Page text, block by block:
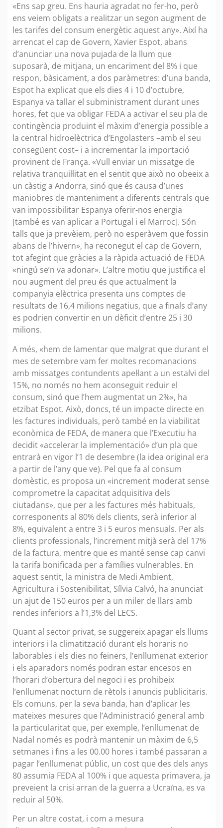
«Ens sap greu. Ens hauria agradat no fer-ho, però
ens veiem obligats a realitzar un segon augment de
les tarifes del consum energètic aquest any». Així ha
arrencat el cap de Govern, Xavier Espot, abans
d’anunciar una nova pujada de la llum que
suposarà, de mitjana, un encariment del 8% i que
respon, bàsicament, a dos paràmetres: d’una banda,
Espot ha explicat que els dies 4 i 10 d’octubre,
Espanya va tallar el subministrament durant unes
hores, fet que va obligar FEDA a activar el seu pla de
contingència produint el màxim d’energia possible a
la central hidroelèctrica d’Engolasters –amb el seu
consegüent cost– i a incrementar la importació
provinent de França. «Vull enviar un missatge de
relativa tranquil·litat en el sentit que això no obeeix a
un càstig a Andorra, sinó que és causa d’unes
maniobres de manteniment a diferents centrals que
van impossibilitar Espanya oferir-nos energia
[també es van aplicar a Portugal i el Marroc]. Són
talls que ja prevèiem, però no esperàvem que fossin
abans de l’hivern», ha reconegut el cap de Govern,
tot afegint que gràcies a la ràpida actuació de FEDA
«ningú se’n va adonar». L’altre motiu que justifica el
nou augment del preu és que actualment la
companyia elèctrica presenta uns comptes de
resultats de 16,4 milions negatius, que a finals d’any
es podrien convertir en un dèficit d’entre 25 i 30
milions.
A més, «hem de lamentar que malgrat que durant el
mes de setembre vam fer moltes recomanacions
amb missatges contundents apel·lant a un estalvi del
15%, no només no hem aconseguit reduir el
consum, sinó que l’hem augmentat un 2%», ha
etzibat Espot. Això, doncs, té un impacte directe en
les factures individuals, però també en la viabilitat
econòmica de FEDA, de manera que l’Executiu ha
decidit «accelerar la implementació» d’un pla que
entrarà en vigor l’1 de desembre (la idea original era
a partir de l’any que ve). Pel que fa al consum
domèstic, es proposa un «increment moderat sense
comprometre la capacitat adquisitiva dels
ciutadans», que per a les factures més habituals,
corresponents al 80% dels clients, serà inferior al
8%, equivalent a entre 3 i 5 euros mensuals. Per als
clients professionals, l’increment mitjà serà del 17%
de la factura, mentre que es manté sense cap canvi
la tarifa bonificada per a famílies vulnerables. En
aquest sentit, la ministra de Medi Ambient,
Agricultura i Sostenibilitat, Sílvia Calvó, ha anunciat
un ajut de 150 euros per a un miler de llars amb
rendes inferiors a l’1,3% del LECS.
Quant al sector privat, se suggereix apagar els llums
interiors i la climatització durant els horaris no
laborables i els dies no feiners, l’enllumenat exterior
i els aparadors només podran estar encesos en
l’horari d’obertura del negoci i es prohibeix
l’enllumenat nocturn de rètols i anuncis publicitaris.
Els comuns, per la seva banda, han d’aplicar les
mateixes mesures que l’Administració general amb
la particularitat que, per exemple, l’enllumenat de
Nadal només es podrà mantenir un màxim de 6,5
setmanes i fins a les 00.00 hores i també passaran a
pagar l’enllumenat públic, un cost que des dels anys
80 assumia FEDA al 100% i que aquesta primavera, ja
preveient la crisi arran de la guerra a Ucraïna, es va
reduir al 50%.
Per un altre costat, i com a mesura